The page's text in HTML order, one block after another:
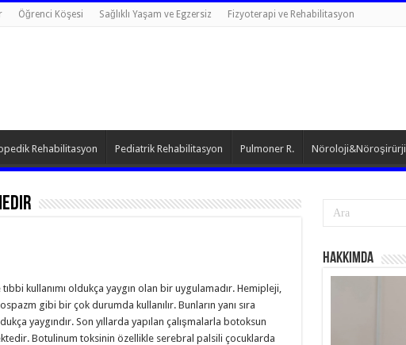
Öğrenci Köşesi Sağlıklı Yaşam ve Egzersiz Fizyoterapi ve Rehabilitasyon
Rehabilitasyon Pediatrik Rehabilitasyon Pulmoner R. Nöroloji&Nöroşirürji
kullanımı oldukça yaygın olan bir uygulamadır. Hemipleji,
gibi bir çok durumda kullanılır. Bunların yanı sıra
yaygındır. Son yıllarda yapılan çalışmalarla botoksun
Botulinum toksinin özellikle serebral palsili çocuklarda
Hakkımda